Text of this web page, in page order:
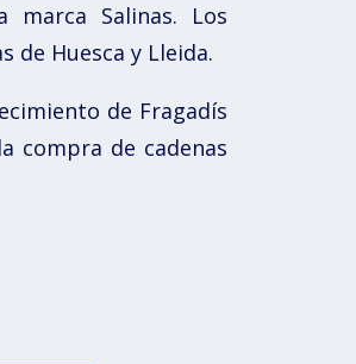
marca Salinas. Los
Huesca y Lleida.
de Fragadís
compra de cadenas